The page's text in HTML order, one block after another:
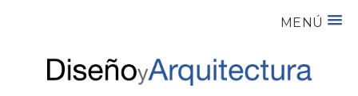
MENÚ